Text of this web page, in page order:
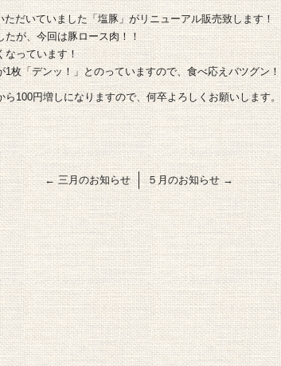
だいていました「塩豚」がリニューアル販売致します！
たが、今回は豚ロース肉！！
なっています！
1枚「デンッ！」とのっていますので、食べ応えバツグン！
100円増しになりますので、何卒よろしくお願いします。
←三月のお知らせ ５月のお知らせ→